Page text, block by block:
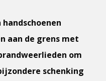
aan de grens met
om
schenking